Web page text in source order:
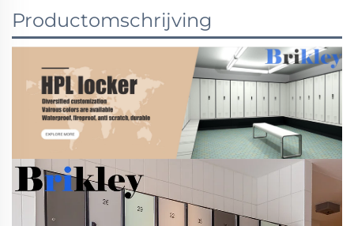
Productomschrijving